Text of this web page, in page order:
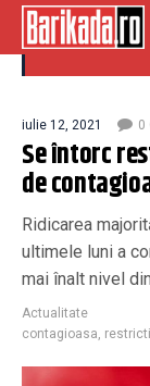
contagioasa
iulie 12, 2021 0
Se întorc
de
Ridicarea
ultimele luni a
mai înalt nivel
Actualitate
contagioasa,